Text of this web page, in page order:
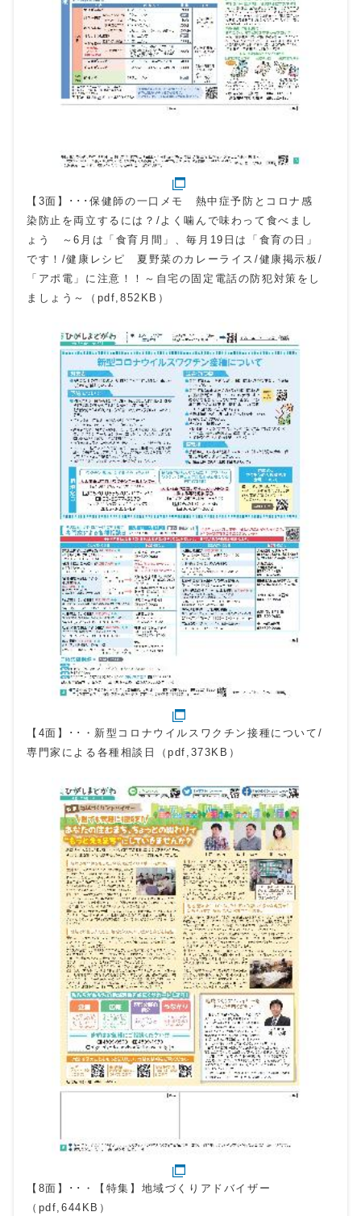
【3面】･･･保健師の一口メモ 熱中症予防とコロナ感
染防止を両立するには？/よく噛んで味わって食べまし
ょう ～6月は「食育月間」、毎月19日は「食育の日」
です！/健康レシピ 夏野菜のカレーライス/健康掲示板/
「アポ電」に注意！！～自宅の固定電話の防犯対策をし
ましょう～（pdf,852KB）
【4面】･･・新型コロナウイルスワクチン接種について/
専門家による各種相談日（pdf,373KB）
【8面】･･・【特集】地域づくりアドバイザー
（pdf,644KB）